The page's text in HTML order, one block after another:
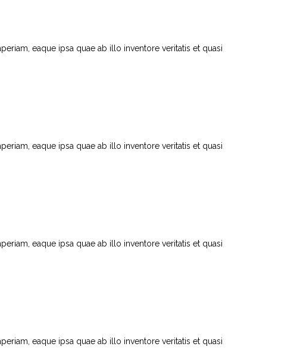
eaque ipsa quae ab illo inventore veritatis et quasi
eaque ipsa quae ab illo inventore veritatis et quasi
eaque ipsa quae ab illo inventore veritatis et quasi
eaque ipsa quae ab illo inventore veritatis et quasi